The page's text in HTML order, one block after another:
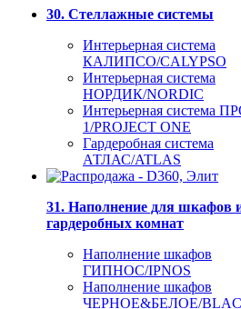
30. Стеллажные системы
Интерьерная система
КАЛИПСО/CALYPSO
Интерьерная система
НОРДИК/NORDIC
Интерьерная система
1/PROJECT ONE
Гардеробная система
АТЛАС/ATLAS
31. Наполнение для шкафов
гардеробных комнат
Наполнение шкафов
ГИПНОС/IPNOS
Наполнение шкафов
ЧЕРНОЕ&БЕЛОЕ/